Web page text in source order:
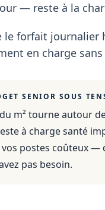
— reste à la
le forfait journalier
en charge
SENIOR SOUS
m² tourne autour
à charge santé
postes coûteux
pas besoin.